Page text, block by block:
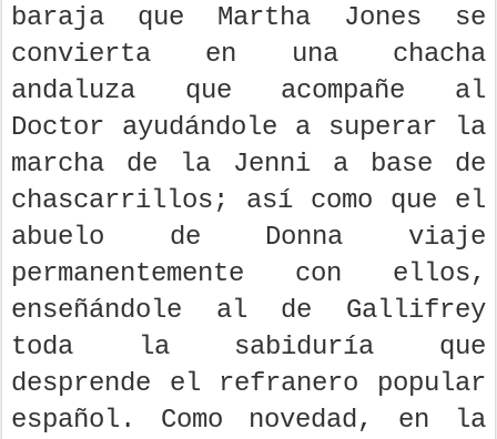
baraja que Martha Jones se
convierta en una chacha
andaluza que acompañe al
Doctor ayudándole a superar la
marcha de la Jenni a base de
chascarrillos; así como que el
abuelo de Donna viaje
permanentemente con ellos,
enseñándole al de Gallifrey
toda la sabiduría que
desprende el refranero popular
español. Como novedad, en la